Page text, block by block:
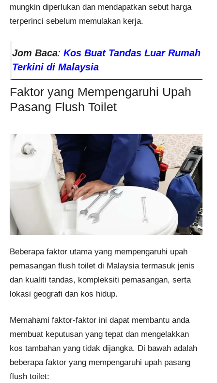
mungkin diperlukan dan mendapatkan sebut harga
terperinci sebelum memulakan kerja.
Jom Baca: Kos Buat Tandas Luar Rumah
Terkini di Malaysia
Faktor yang Mempengaruhi Upah
Pasang Flush Toilet
​Beberapa faktor utama yang mempengaruhi upah
pemasangan flush toilet di Malaysia termasuk jenis
dan kualiti tandas, kompleksiti pemasangan, serta
lokasi geografi dan kos hidup.
Memahami faktor-faktor ini dapat membantu anda
membuat keputusan yang tepat dan mengelakkan
kos tambahan yang tidak dijangka. Di bawah adalah
beberapa faktor yang mempengaruhi upah pasang
flush toilet: